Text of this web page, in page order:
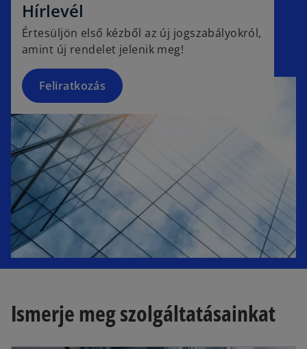
Hírlevél
Értesüljön első kézből az új jogszabályokról,
amint új rendelet jelenik meg!
Feliratkozás
e
n
s
i
n
a
n
e
w
t
a
b
Ismerje meg szolgáltatásainkat